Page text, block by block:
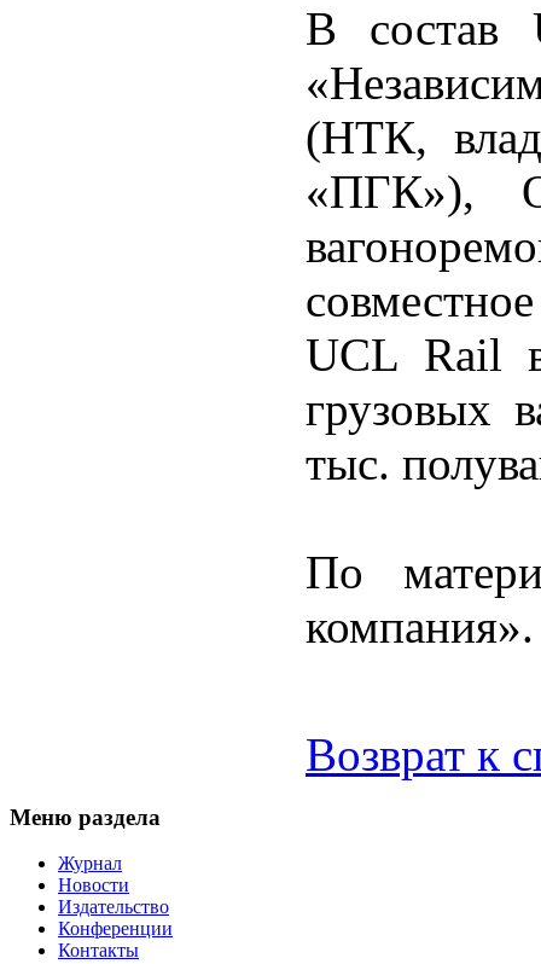
В состав
(НТК,
«ПГК»),
UCL Rail
грузовых
тыс.
По
компания».
Возврат к
Меню раздела
Журнал
Новости
Издательство
Конференции
Контакты